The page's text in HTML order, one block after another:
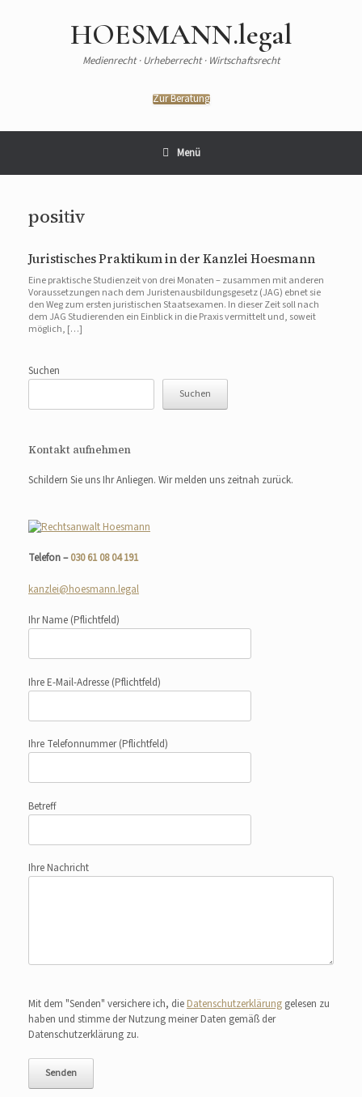
HOESMANN.legal
Medienrecht · Urheberrecht · Wirtschaftsrecht
Zur Beratung
Menü
positiv
Juristisches Praktikum in der Kanzlei Hoesmann
Eine praktische Studienzeit von drei Monaten – zusammen mit anderen
Voraussetzungen nach dem Juristenausbildungsgesetz (JAG) ebnet sie
den Weg zum ersten juristischen Staatsexamen. In dieser Zeit soll nach
dem JAG Studierenden ein Einblick in die Praxis vermittelt und, soweit
möglich, […]
Suchen
Suchen
Kontakt aufnehmen
Schildern Sie uns Ihr Anliegen. Wir melden uns zeitnah zurück.
Telefon –030 61 08 04 191
kanzlei@hoesmann.legal
Ihr Name (Pflichtfeld)
Ihre E-Mail-Adresse (Pflichtfeld)
Ihre Telefonnummer(Pflichtfeld)
Betreff
Ihre Nachricht
Bitte lasse dieses Feld leer.
Mit dem "Senden" versichere ich, die Datenschutzerklärung gelesen zu
haben und stimme der Nutzung meiner Daten gemäß der
Datenschutzerklärung zu.